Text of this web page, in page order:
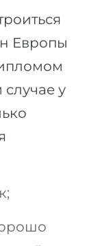
Европы
случае у